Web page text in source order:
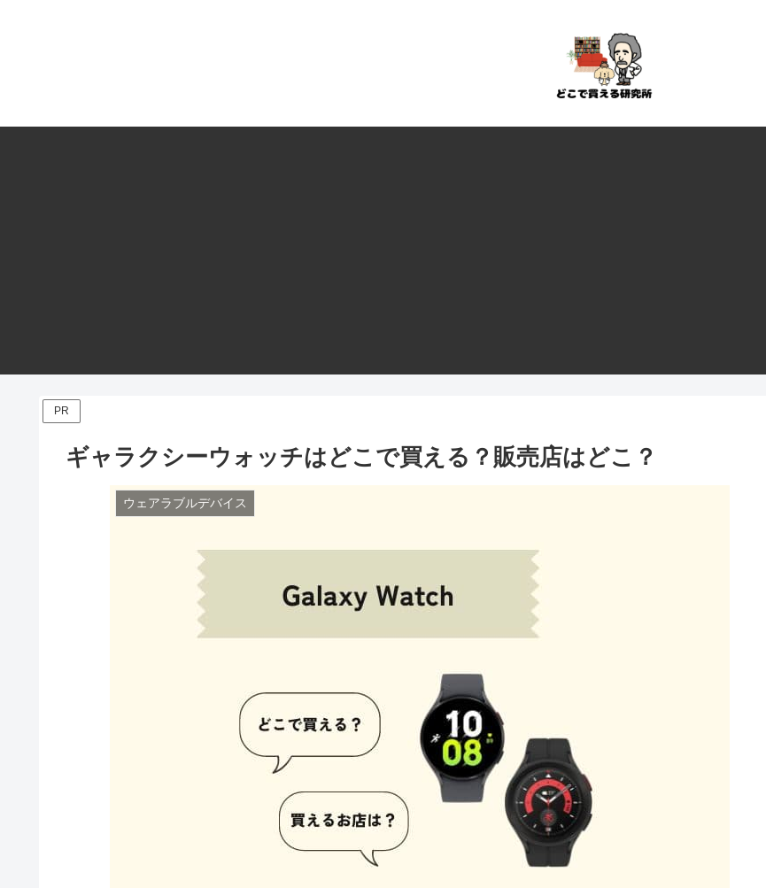
PR
ギャラクシーウォッチはどこで買える？販売店はどこ？
ウェアラブルデバイス